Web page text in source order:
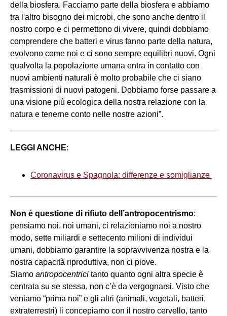
della biosfera. Facciamo parte della biosfera e abbiamo
tra l'altro bisogno dei microbi, che sono anche dentro il
nostro corpo e ci permettono di vivere, quindi dobbiamo
comprendere che batteri e virus fanno parte della natura,
evolvono come noi e ci sono sempre equilibri nuovi. Ogni
qualvolta la popolazione umana entra in contatto con
nuovi ambienti naturali è molto probabile che ci siano
trasmissioni di nuovi patogeni. Dobbiamo forse passare a
una visione più ecologica della nostra relazione con la
natura e tenerne conto nelle nostre azioni”.
LEGGI ANCHE:
Coronavirus e Spagnola: differenze e somiglianze
Non è questione di rifiuto dell’antropocentrismo:
pensiamo noi, noi umani, ci relazioniamo noi a nostro
modo, sette miliardi e settecento milioni di individui
umani, dobbiamo garantire la sopravvivenza nostra e la
nostra capacità riproduttiva, non ci piove.
Siamo antropocentrici tanto quanto ogni altra specie è
centrata su se stessa, non c’è da vergognarsi. Visto che
veniamo “prima noi” e gli altri (animali, vegetali, batteri,
extraterrestri) li concepiamo con il nostro cervello, tanto